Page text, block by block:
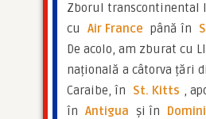
Zborul transcontinental
cu
Air France până în
De acolo, am zburat cu
națională a câtorva țări
Caraibe, în
St. Kitts ,
în Antigua și în